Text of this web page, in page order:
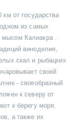
от государства
из самых
мысом Калиакра .
виноделия,
скал и рыбацких
своей
- своеобразный
к северу от
к берегу моря.
а также их